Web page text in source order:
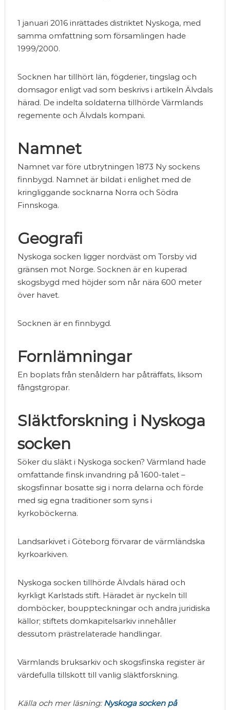
1 januari 2016 inrättades distriktet Nyskoga, med
samma omfattning som församlingen hade
1999/2000.
Socknen har tillhört län, fögderier, tingslag och
domsagor enligt vad som beskrivs i artikeln Älvdals
härad. De indelta soldaterna tillhörde Värmlands
regemente och Älvdals kompani.
Namnet
Namnet var före utbrytningen 1873 Ny sockens
finnbygd. Namnet är bildat i enlighet med de
kringliggande socknarna Norra och Södra
Finnskoga.
Geografi
Nyskoga socken ligger nordväst om Torsby vid
gränsen mot Norge. Socknen är en kuperad
skogsbygd med höjder som når nära 600 meter
över havet.
Socknen är en finnbygd.
Fornlämningar
En boplats från stenåldern har påträffats, liksom
fångstgropar.
Släktforskning i Nyskoga
socken
Söker du släkt i Nyskoga socken? Värmland hade
omfattande finsk invandring på 1600-talet –
skogsfinnar bosatte sig i norra delarna och förde
med sig egna traditioner som syns i
kyrkoböckerna.
Landsarkivet i Göteborg förvarar de värmländska
kyrkoarkiven.
Nyskoga socken tillhörde Älvdals härad och
kyrkligt Karlstads stift. Häradet är nyckeln till
domböcker, bouppteckningar och andra juridiska
källor; stiftets domkapitelsarkiv innehåller
dessutom prästrelaterade handlingar.
Värmlands bruksarkiv och skogsfinska register är
värdefulla tillskott till vanlig släktforskning.
Källa och mer läsning:Nyskoga socken på